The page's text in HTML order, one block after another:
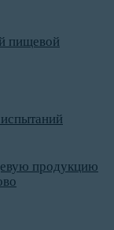
пищевой
продукцию